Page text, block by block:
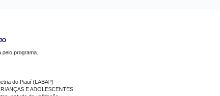
programa.
do Piauí (LABAP)
E ADOLESCENTES